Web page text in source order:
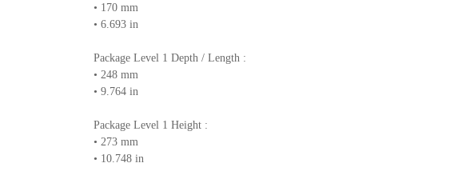
• 170 mm
• 6.693 in
Package Level 1 Depth / Length :
• 248 mm
• 9.764 in
Package Level 1 Height :
• 273 mm
• 10.748 in